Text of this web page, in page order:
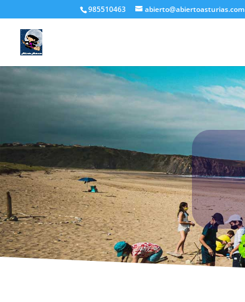
985510463 abierto@abiertoasturias.com